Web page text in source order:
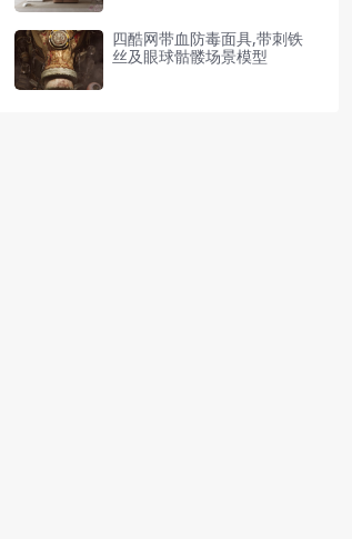
四酷网带血防毒面具,带刺铁
丝及眼球骷髅场景模型